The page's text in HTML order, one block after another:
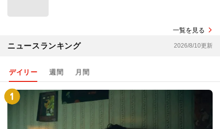
一覧を見る
ニュースランキング 2026/8/10更新
デイリー 週間 月間